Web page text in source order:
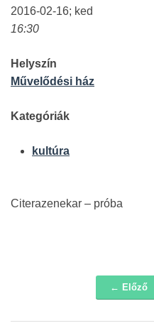
2016-02-16; ked
16:30
Helyszín
Művelődési ház
Kategóriák
kultúra
Citerazenekar – próba
← Előző